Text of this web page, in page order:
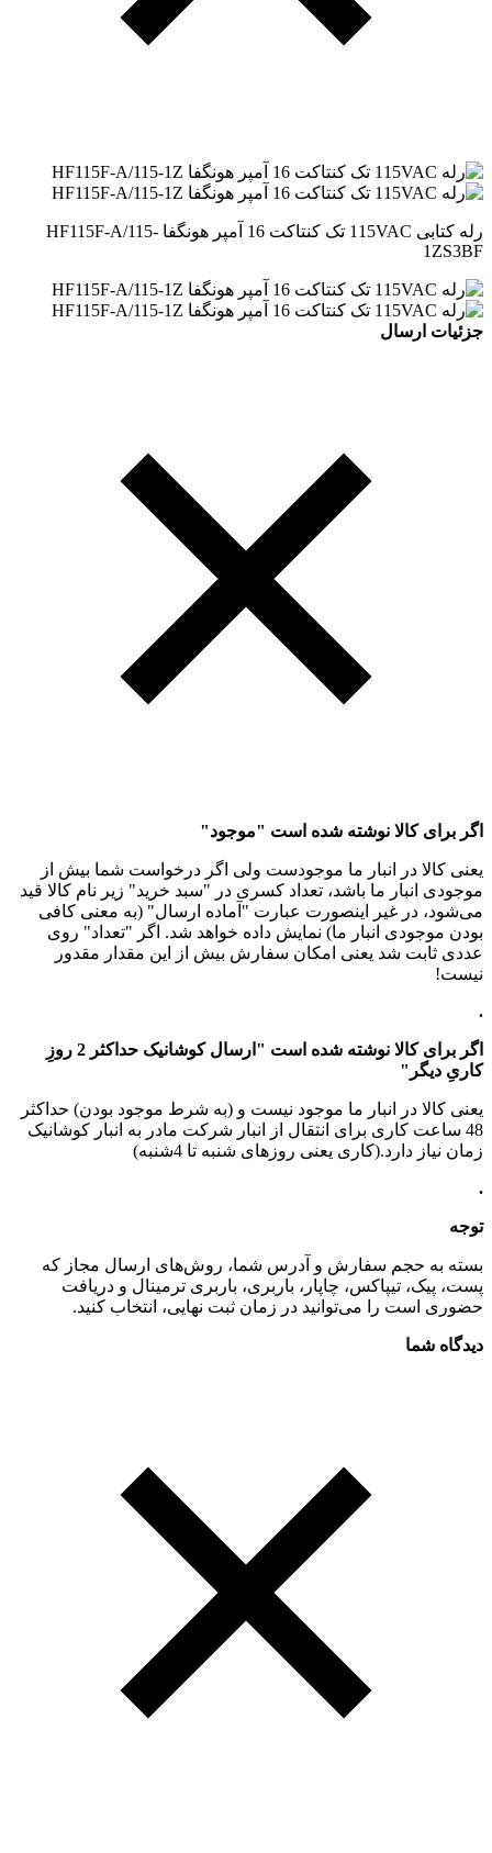
رله کتابی 115VAC تک کنتاکت 16 آمپر هونگفا HF115F-A/115-
1ZS3BF
جزئیات ارسال
اگر برای کالا نوشته شده است "موجود"
یعنی کالا در انبار ما موجودست ولی اگر درخواست شما بیش از
موجودی انبار ما باشد، تعداد کسری در "سبد خرید" زیر نام کالا قید
می‌شود، در غیر اینصورت عبارت "آماده ارسال" (به معنی کافی
بودن موجودی انبار ما) نمایش داده خواهد شد. اگر "تعداد" روی
عددی ثابت شد یعنی امکان سفارش بیش از این مقدار مقدور
نیست!
.
اگر برای کالا نوشته شده است "ارسال کوشانیک حداکثر 2 روزِ
کاریِ دیگر"
یعنی کالا در انبار ما موجود نیست و (به شرط موجود بودن) حداکثر
48 ساعت کاری برای انتقال از انبار شرکت مادر به انبار کوشانیک
زمان نیاز دارد.(کاری یعنی روزهای شنبه تا 4شنبه)
.
توجه
بسته به حجم سفارش و آدرس شما، روش‌های ارسال مجاز که
پست، پیک، تیپاکس، چاپار، باربری، باربری ترمینال و دریافت
حضوری است را می‌توانید در زمان ثبت نهایی، انتخاب کنید.
دیدگاه شما